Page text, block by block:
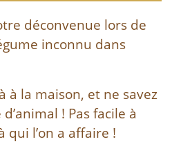
déconvenue lors de
inconnu dans
à la maison, et ne savez
! Pas facile à
qui l’on a affaire !